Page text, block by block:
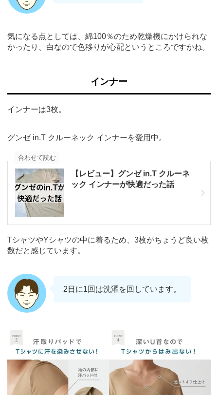
気になる点としては、綿100％のため乾燥機にかけられな
かったり、白なので色移りが心配というところですかね。
インナー
インナーは3枚。
グンゼ in.T クルーネック インナーを愛用中。
【レビュー】グンゼ in.T クルーネ
ック インナーが快適だった話
合わせて読む
TシャツやYシャツの中に着るため、3枚がちょうど良い枚
数だと感じています。
2日に1回は洗濯を回しています。